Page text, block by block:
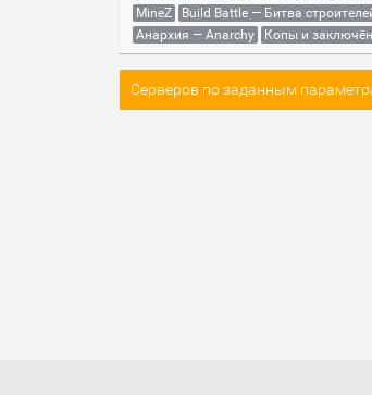
MineZ
Build Battle — Битва
Анархия — Anarchy
Копы и
Серверов по заданным